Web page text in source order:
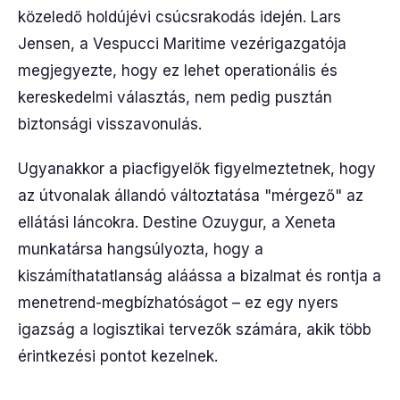
közeledő holdújévi csúcsrakodás idején. Lars
Jensen, a Vespucci Maritime vezérigazgatója
megjegyezte, hogy ez lehet operationális és
kereskedelmi választás, nem pedig pusztán
biztonsági visszavonulás.
Ugyanakkor a piacfigyelők figyelmeztetnek, hogy
az útvonalak állandó változtatása "mérgező" az
ellátási láncokra. Destine Ozuygur, a Xeneta
munkatársa hangsúlyozta, hogy a
kiszámíthatatlanság aláássa a bizalmat és rontja a
menetrend-megbízhatóságot – ez egy nyers
igazság a logisztikai tervezők számára, akik több
érintkezési pontot kezelnek.